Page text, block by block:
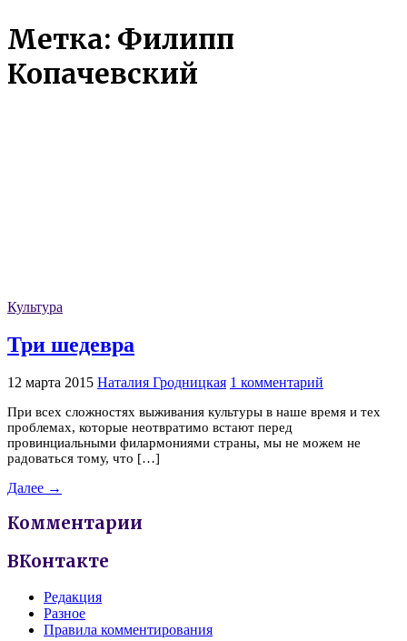
Метка: Филипп
Копачевский
Культура
Три шедевра
12 марта 2015 Наталия Гродницкая 1 комментарий
При всех сложностях выживания культуры в наше время и тех
проблемах, которые неотвратимо встают перед
провинциальными филармониями страны, мы не можем не
радоваться тому, что […]
Далее →
Комментарии
ВКонтакте
Редакция
Разное
Правила комментирования